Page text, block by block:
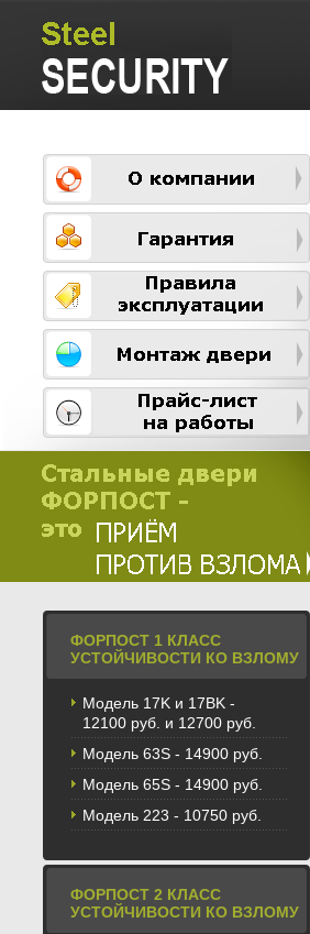
ФОРПОСТ 1 КЛАСС
УСТОЙЧИВОСТИ КО ВЗЛОМУ
Модель 17K и 17BK -
12100 руб. и 12700 руб.
Модель 63S - 14900 руб.
Модель 65S - 14900 руб.
Модель 223 - 10750 руб.
ФОРПОСТ 2 КЛАСС
УСТОЙЧИВОСТИ КО ВЗЛОМУ